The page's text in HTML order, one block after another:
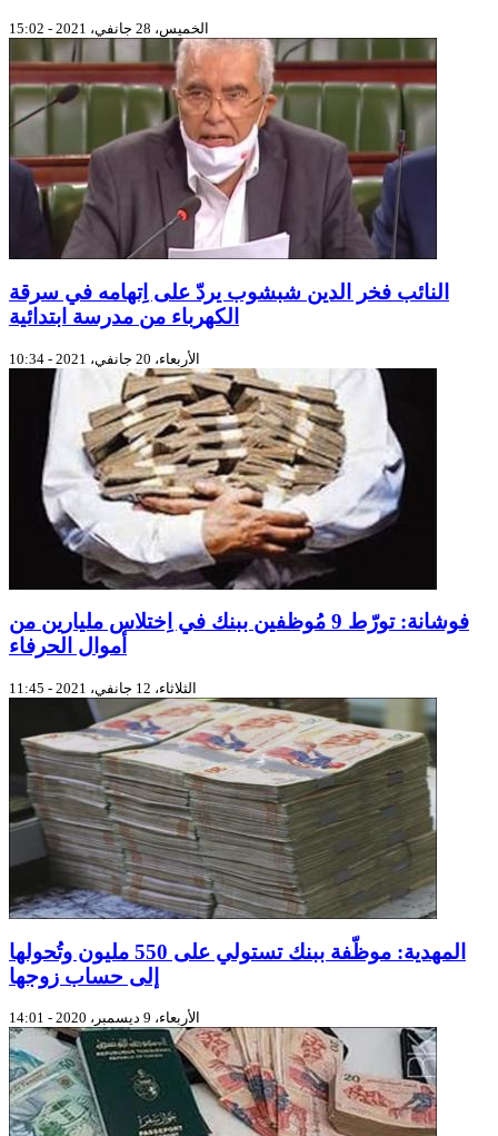
الخميس، 28 جانفي، 2021 - 15:02
النائب فخر الدين شبشوب يردّ على اِتهامه في سرقة
الكهرباء من مدرسة ابتدائية
الأربعاء، 20 جانفي، 2021 - 10:34
فوشانة: تورّط 9 مُوظفين ببنك في اِختلاس مليارين من
أموال الحرفاء
الثلاثاء، 12 جانفي، 2021 - 11:45
المهدية: موظّفة ببنك تستولي على 550 مليون وتُحولها
إلى حساب زوجها
الأربعاء، 9 ديسمبر، 2020 - 14:01